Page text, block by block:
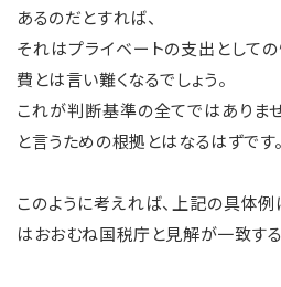
あるのだとすれば、
それはプライベートの支出として
費とは言い難くなるでしょう。
これが判断基準の全てではありま
と言うための根拠とはなるはずです。
このように考えれば、上記の具体
はおおむね国税庁と見解が一致する